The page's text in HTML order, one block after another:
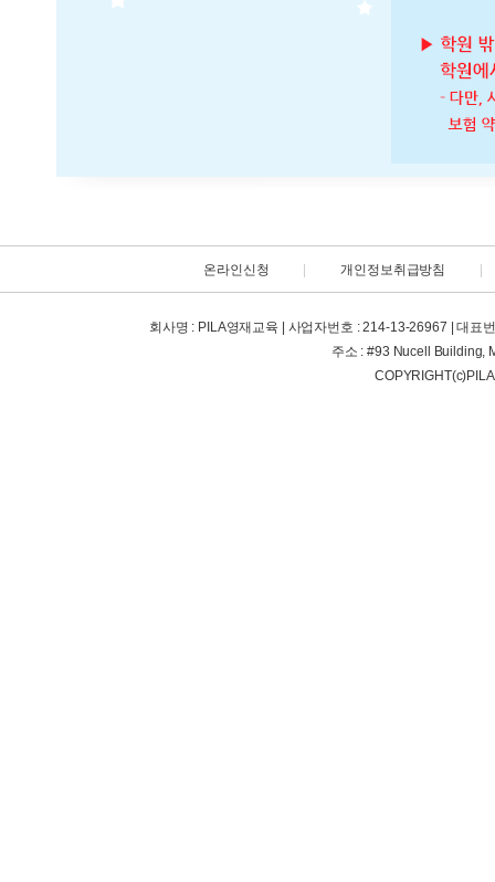
온라인신청 개인정보취급방침
회사명 : PILA영재교육 | 사업자번호 : 214-13-26967 | 대
주소 : #93 Nucell Building,